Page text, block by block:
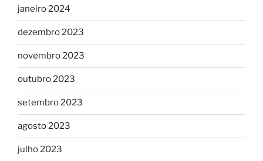
janeiro 2024
dezembro 2023
novembro 2023
outubro 2023
setembro 2023
agosto 2023
julho 2023